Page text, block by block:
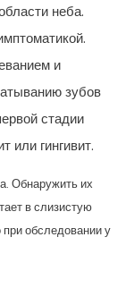
неба.
и
зубов
стадии
или гингивит.
Обнаружить их
в слизистую
при обследовании у